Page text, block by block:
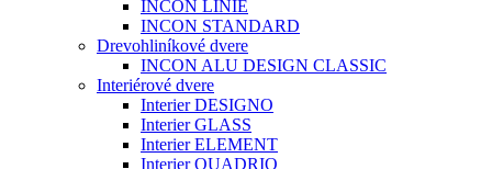
INCON LINIE
INCON STANDARD
Drevohliníkové dvere
INCON ALU DESIGN CLASSIC
Interiérové dvere
Interier DESIGNO
Interier GLASS
Interier ELEMENT
Interier QUADRIO